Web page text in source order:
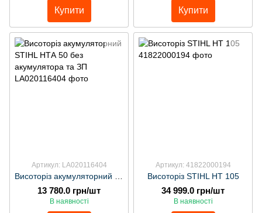
Купити Купити
Артикул: LA020116404
13 780.0 грн/шт
В наявності
Артикул: 41822000194
Висоторіз STIHL HT 105
34 999.0 грн/шт
В наявності